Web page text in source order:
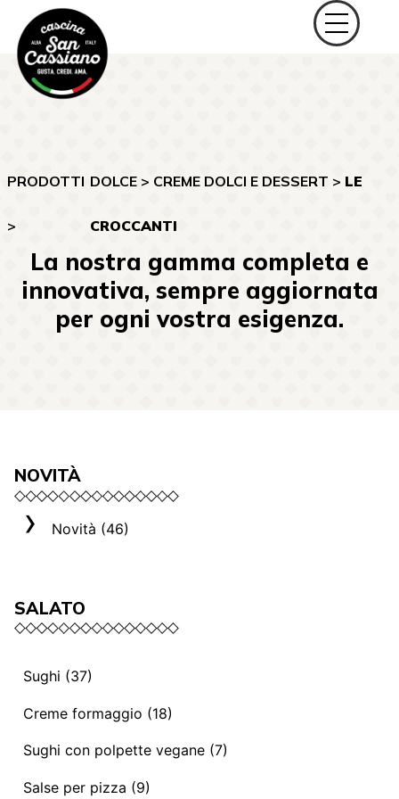
PRODOTTI
>
DOLCE> CREME DOLCI E DESSERT > LE
CROCCANTI
La nostra gamma completa e
innovativa, sempre aggiornata
per ogni vostra esigenza.
NOVITÀ
Novità (46)
SALATO
Sughi (37)
Sughi e ragù vegani (13)
Mediterranei (3)
Sughi e ragù (14)
Creme formaggio (18)
La selezione Roma (3)
Creme formaggio (8)
Sughi con polpette vegane (7)
Sughi con polpette vegane (7)
Salse per pizza (9)